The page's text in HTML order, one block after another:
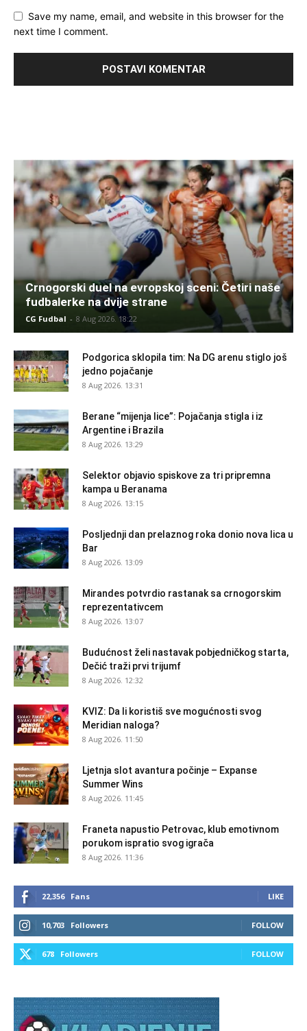
Save my name, email, and website in this browser for the
next time I comment.
Crnogorski duel na evropskoj sceni: Četiri naše
fudbalerke na dvije strane
CG Fudbal - 8 Aug 2026. 18:22
Podgorica sklopila tim: Na DG arenu stiglo još
jedno pojačanje
8 Aug 2026. 13:31
Berane “mijenja lice”: Pojačanja stigla i iz
Argentine i Brazila
8 Aug 2026. 13:29
Selektor objavio spiskove za tri pripremna
kampa u Beranama
8 Aug 2026. 13:15
Posljednji dan prelaznog roka donio nova lica u
Bar
8 Aug 2026. 13:09
Mirandes potvrdio rastanak sa crnogorskim
reprezentativcem
8 Aug 2026. 13:07
Budućnost želi nastavak pobjedničkog starta,
Dečić traži prvi trijumf
8 Aug 2026. 12:32
KVIZ: Da li koristiš sve mogućnosti svog
Meridian naloga?
8 Aug 2026. 11:50
Ljetnja slot avantura počinje – Expanse
Summer Wins
8 Aug 2026. 11:45
Franeta napustio Petrovac, klub emotivnom
porukom ispratio svog igrača
8 Aug 2026. 11:36
22,356 Fans LIKE
10,703 Followers FOLLOW
678 Followers FOLLOW